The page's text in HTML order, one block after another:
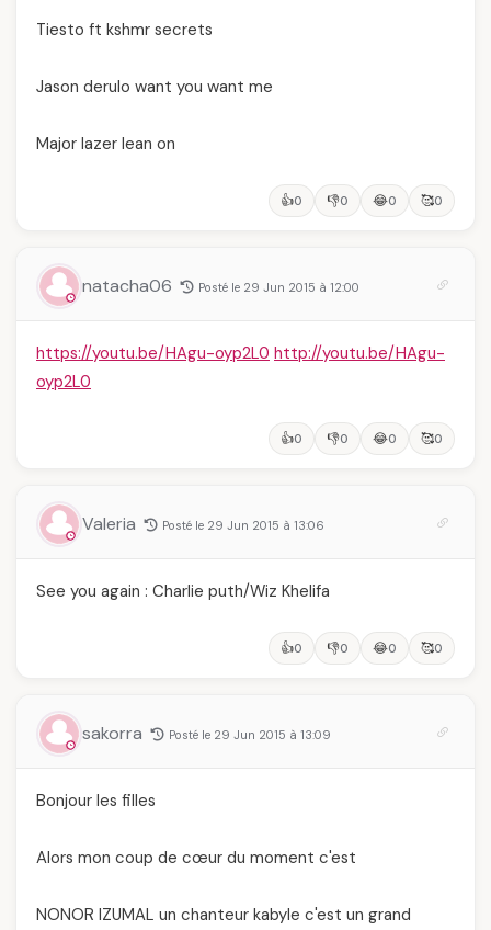
Tiesto ft kshmr secrets
Jason derulo want you want me
Major lazer lean on
👍0 👎0 😂0 🥰0
natacha06 Posté le 29 Jun 2015 à 12:00
https://youtu.be/HAgu-oyp2L0 http://youtu.be/HAgu-
oyp2L0
👍0 👎0 😂0 🥰0
Valeria Posté le 29 Jun 2015 à 13:06
See you again : Charlie puth/Wiz Khelifa
👍0 👎0 😂0 🥰0
sakorra Posté le 29 Jun 2015 à 13:09
Bonjour les filles
Alors mon coup de cœur du moment c'est
NONOR IZUMAL un chanteur kabyle c'est un grand